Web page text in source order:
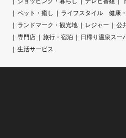
ペット・癒し
ライフスタイル 健康
ランドマーク・観光地
レジャー 公
専門店
旅行・宿泊 日帰り温泉スー
生活サービス